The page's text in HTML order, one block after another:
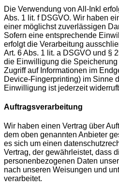
Die Verwendung von All-Inkl
Abs. 1 lit. f DSGVO. Wir haben
einer möglichst zuverlässigen
Sofern eine entsprechende
erfolgt die Verarbeitung
Art. 6 Abs. 1 lit. a DSGVO und §
die Einwilligung die
Zugriff auf Informationen im
Device-Fingerprinting) im Sinne
Einwilligung ist jederzeit
Auftragsverarbeitung
Wir haben einen Vertrag über
dem oben genannten Anbieter
es sich um einen
Vertrag, der gewährleistet, dass
personenbezogenen Daten
nach unseren Weisungen und
verarbeitet.